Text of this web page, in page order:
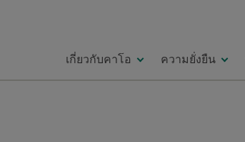
เกี่ยวกับคาโอ ความยั่งยืน